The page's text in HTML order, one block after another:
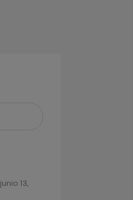
junio 13,